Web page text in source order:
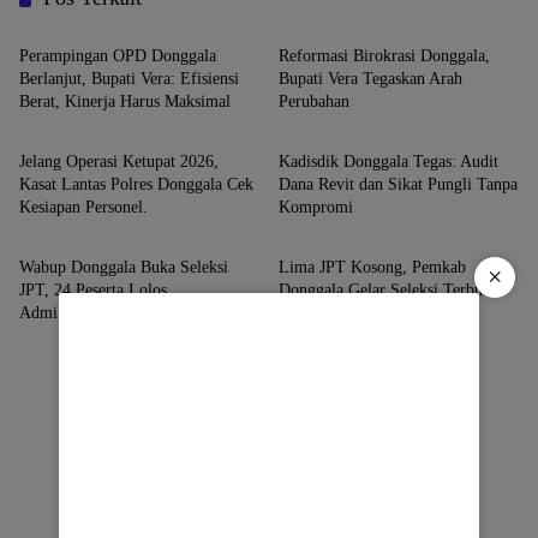
Donggala
Perampingan OPD Donggala
Berlanjut, Bupati Vera: Efisiensi
Berat, Kinerja Harus Maksimal
Reformasi Birokrasi Donggala,
Bupati Vera Tegaskan Arah
Perubahan
Donggala
Jelang Operasi Ketupat 2026,
Kasat Lantas Polres Donggala Cek
Kesiapan Personel. ​
Donggala
Kadisdik Donggala Tegas: Audit
Dana Revit dan Sikat Pungli Tanpa
Kompromi
Donggala
Wabup Donggala Buka Seleksi
JPT, 24 Peserta Lolos
Administrasi dari 5 OPD
Donggala
Lima JPT Kosong, Pemkab
Donggala Gelar Seleksi Terbuka×